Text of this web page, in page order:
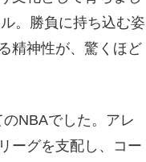
。勝負に持ち込む姿
精神性が、驚くほど
NBAでした。アレ
ーグを支配し、コー